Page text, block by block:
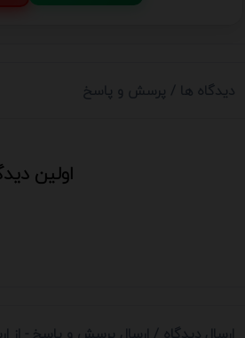
دیدگاه ها / پرسش و پاسخ
اولین